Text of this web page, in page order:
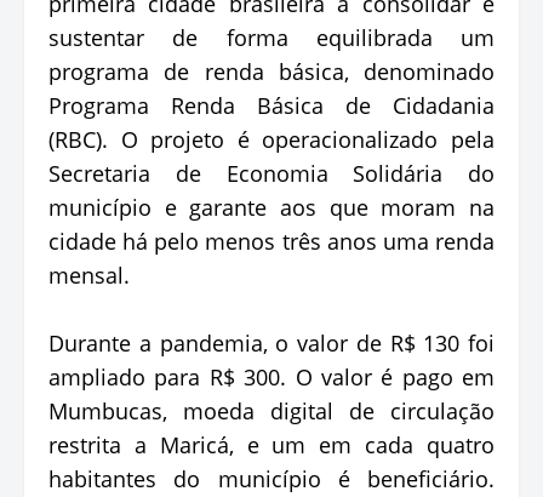
sustentar de forma equilibrada um
programa de renda básica, denominado
Programa Renda Básica de Cidadania
(RBC). O projeto é operacionalizado pela
Secretaria de Economia Solidária do
município e garante aos que moram na
cidade há pelo menos três anos uma renda
mensal.
Durante a pandemia, o valor de R$ 130 foi
ampliado para R$ 300. O valor é pago em
Mumbucas, moeda digital de circulação
restrita a Maricá, e um em cada quatro
habitantes do município é beneficiário.